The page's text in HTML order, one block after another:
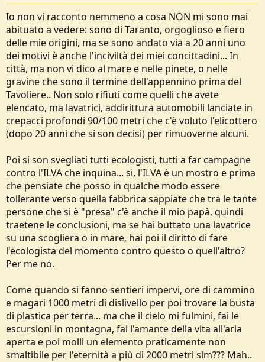
Io non vi racconto nemmeno a cosa NON mi sono mai
abituato a vedere: sono di Taranto, orgoglioso e fiero
delle mie origini, ma se sono andato via a 20 anni uno
dei motivi è anche l'inciviltà dei miei concittadini... In
città, ma non vi dico al mare e nelle pinete, o nelle
gravine che sono il termine dell'appennino prima del
Tavoliere.. Non solo rifiuti come quelli che avete
elencato, ma lavatrici, addirittura automobili lanciate in
crepacci profondi 90/100 metri che c'è voluto l'elicottero
(dopo 20 anni che si son decisi) per rimuoverne alcuni.
Poi si son svegliati tutti ecologisti, tutti a far campagne
contro l'ILVA che inquina... si, l'ILVA è un mostro e prima
che pensiate che posso in qualche modo essere
tollerante verso quella fabbrica sappiate che tra le tante
persone che si è "presa" c'è anche il mio papà, quindi
traetene le conclusioni, ma se hai buttato una lavatrice
su una scogliera o in mare, hai poi il diritto di fare
l'ecologista del momento contro questo o quell'altro?
Per me no.
Come quando si fanno sentieri impervi, ore di cammino
e magari 1000 metri di dislivello per poi trovare la busta
di plastica per terra... ma che il cielo mi fulmini, fai le
escursioni in montagna, fai l'amante della vita all'aria
aperta e poi molli un elemento praticamente non
smaltibile per l'eternità a più di 2000 metri slm??? Mah..